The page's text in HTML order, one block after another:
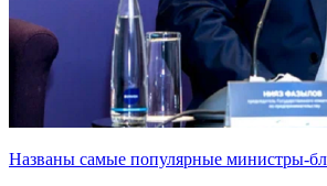
Названы самые популярные министры-